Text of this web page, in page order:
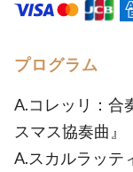
プログラム
A.コレッリ：合
スマス協奏曲』
A.スカルラッテ